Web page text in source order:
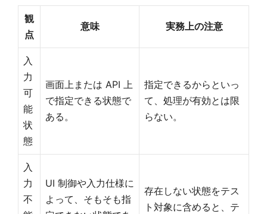
観
点
意味 実務上の注意
入
力
可
能
状
態
画面上または API 上
で指定できる状態で
ある。
指定できるからといっ
て、処理が有効とは限
らない。
入
力
不
UI 制御や入力仕様に
よって、そもそも指
存在しない状態をテス
ト対象に含めると、テ